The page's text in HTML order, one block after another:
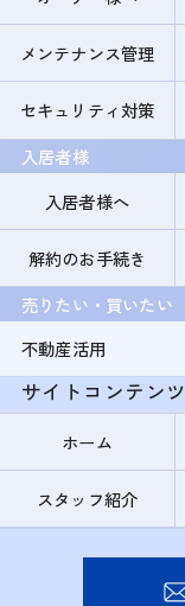
メンテナンス管理
セキュリティ対策
入居者様
入居者様へ
解約のお手続き
売りたい・買いたい
不動産活用
サイトコンテンツ
ホーム
スタッフ紹介